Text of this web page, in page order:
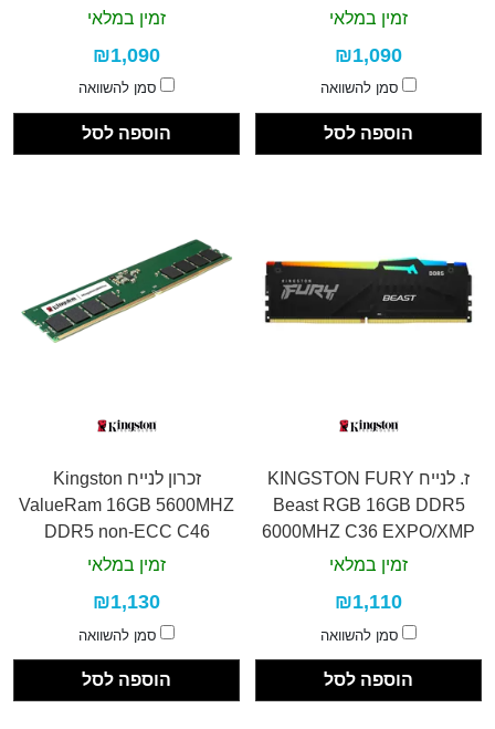
3.0
זמין במלאי
₪1,090
סמן להשוואה
הוספה לסל
זמין במלאי
₪1,090
סמן להשוואה
הוספה לסל
ז. לנייח KINGSTON FURY
Beast RGB 16GB DDR5
6000MHZ C36 EXPO/XMP
זמין במלאי
₪1,110
סמן להשוואה
הוספה לסל
זכרון לנייח Kingston
ValueRam 16GB 5600MHZ
DDR5 non-ECC C46
זמין במלאי
₪1,130
סמן להשוואה
הוספה לסל